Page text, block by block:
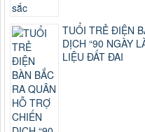
TUỔI TRẺ ĐIỆN
DỊCH “90 NGÀY
LIỆU ĐẤT ĐAI